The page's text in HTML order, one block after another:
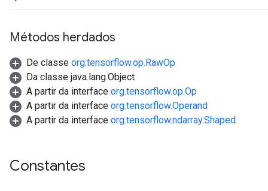
Métodos herdados
De classe org.tensorflow.op.RawOp
Da classe java.lang.Object
A partir da interface org.tensorflow.op.Op
A partir da interface org.tensorflow.Operand
A partir da interface org.tensorflow.ndarray.Shaped
Constantes